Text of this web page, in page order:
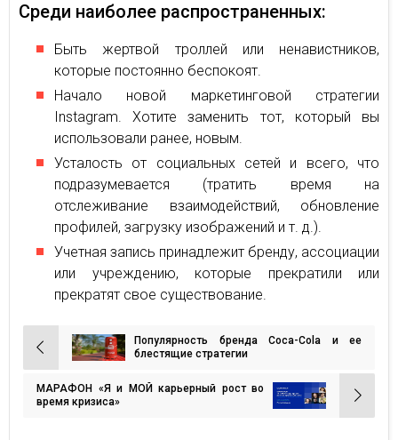
Среди наиболее распространенных:
Быть жертвой троллей или ненавистников,
которые постоянно беспокоят.
Начало новой маркетинговой стратегии
Instagram. Хотите заменить тот, который вы
использовали ранее, новым.
Усталость от социальных сетей и всего, что
подразумевается (тратить время на
отслеживание взаимодействий, обновление
профилей, загрузку изображений и т. д.).
Учетная запись принадлежит бренду, ассоциации
или учреждению, которые прекратили или
прекратят свое существование.
Навигация
по
записям
Популярность бренда Coca-Cola и ее
блестящие стратегии
МАРАФОН «Я и МОЙ карьерный рост во
время кризиса»